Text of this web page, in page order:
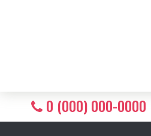
0 (000) 000-0000